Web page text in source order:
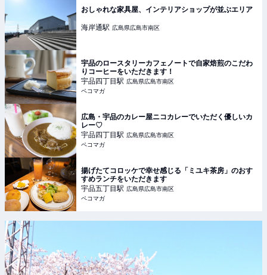
おしゃれな家具屋、インテリアショップが並ぶエリア
海岸通駅 広島県広島市南区
宇品のロースタリーカフェノートで自家焙煎のこだわ
りコーヒーをいただきます！
宇品四丁目駅 広島県広島市南区
ペコマガ
広島・宇品のカレー屋ニコカレーでいただく優しいカ
レー♡
宇品四丁目駅 広島県広島市南区
ペコマガ
揚げたてコロッケで幸せ感じる「ミユキ茶房」のおす
すめランチをいただきます
宇品五丁目駅 広島県広島市南区
ペコマガ